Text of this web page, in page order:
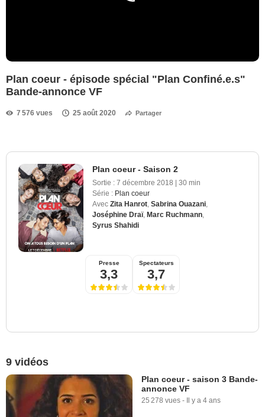
Plan coeur - épisode spécial "Plan Confiné.e.s"
Bande-annonce VF
7 576 vues 25 août 2020 Partager
Plan coeur - Saison 2
Sortie : 7 décembre 2018 | 30 min
Série : Plan coeur
Avec Zita Hanrot Sabrina Ouazani
Joséphine Draï, Marc Ruchmann
Syrus Shahidi
Presse
3,3
Spectateurs
3,7
9 vidéos
Plan coeur - saison 3 Bande-
annonce VF
25 278 vues - Il y a 4 ans